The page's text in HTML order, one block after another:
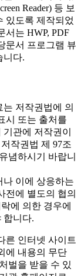
Reader) 등 보
있도록 제작되었
서는 HWP, PDF
문서 프로그램 뷰
니다.
저작권법에 의
시 또는 출처를
관에 저작권이
작권법 제 97조
념하시기 바랍니
나 이에 상응하는
전에 별도의 협의
에 의한 경우에
합니다.
른 인터넷 사이트
에 내용의 무단
벌을 받을 수 있